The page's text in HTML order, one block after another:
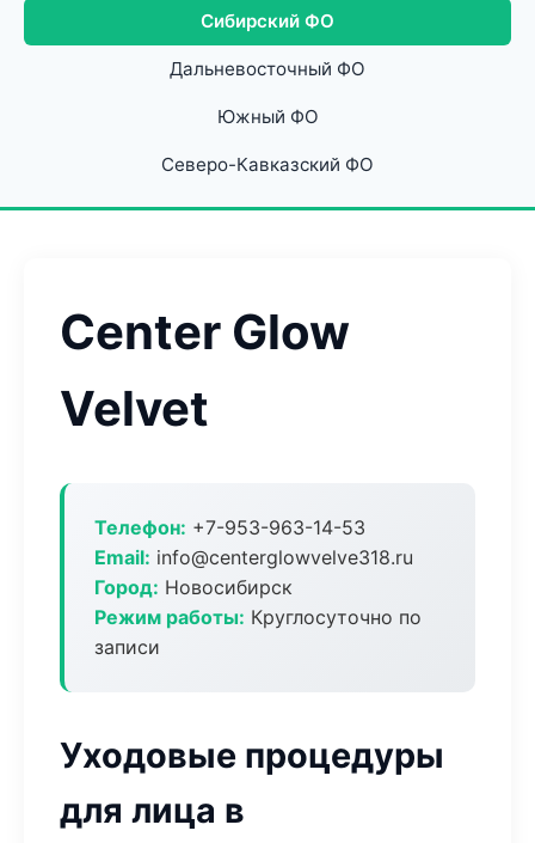
Сибирский ФО
Дальневосточный ФО
Южный ФО
Северо-Кавказский ФО
Center Glow
Velvet
Телефон: +7-953-963-14-53
Email: info@centerglowvelve318.ru
Город: Новосибирск
Режим работы: Круглосуточно по
записи
Уходовые процедуры
для лица в